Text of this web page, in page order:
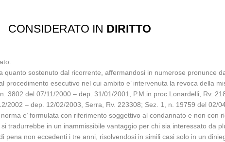
CONSIDERATO IN DIRITTO
quanto sostenuto dal ricorrente, affermandosi in numerose pronunce
procedimento esecutivo nel cui ambito e’ intervenuta la revoca della
3802 del 07/11/2000 – dep. 31/01/2001, P.M.in proc.Lonardelli, Rv.
2002 – dep. 12/02/2003, Serra, Rv. 223308; Sez. 1, n. 19759 del 02/
e’ formulata con riferimento soggettivo al condannato e non con
tradurrebbe in un inammissibile vantaggio per chi sia interessato da
non eccedenti i tre anni, risolvendosi in simili casi solo in un